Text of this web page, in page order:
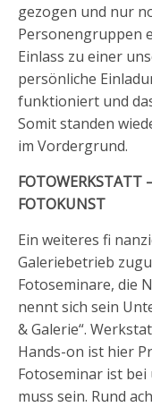
gezogen und nur
Personengruppen
Einlass zu einer
persönliche
funktioniert und
Somit standen
im Vordergrund.
FOTOWERKSTATT
FOTOKUNST
Ein weiteres fi
Galeriebetrieb
Fotoseminare, die
nennt sich sein
& Galerie“.
Hands-on ist hier
Fotoseminar ist bei
muss sein. Rund